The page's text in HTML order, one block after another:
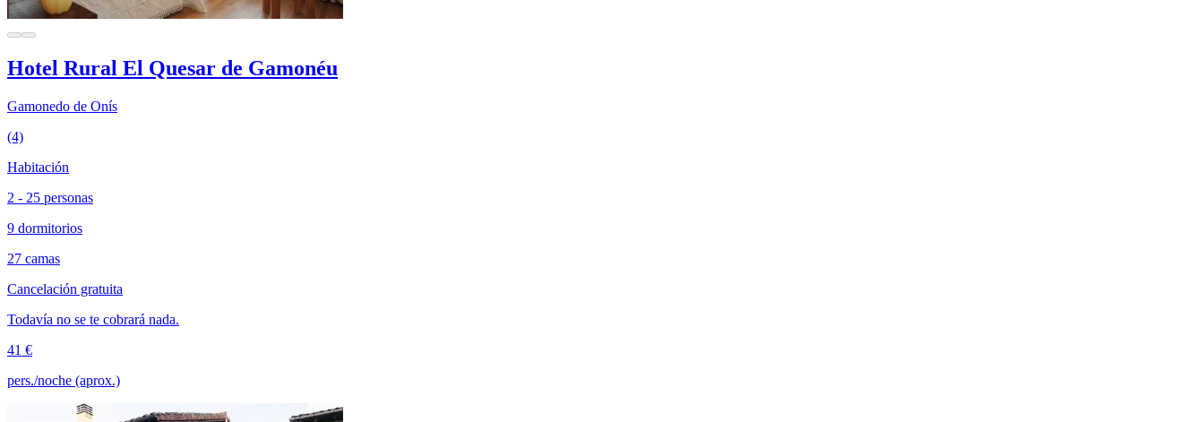
Hotel Rural El Quesar de Gamonéu
Gamonedo de Onís
(4)
Habitación
2 - 25 personas
9 dormitorios
27 camas
Cancelación gratuita
Todavía no se te cobrará nada.
41 €
pers./noche (aprox.)